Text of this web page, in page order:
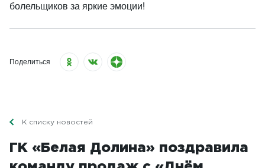
болельщиков за яркие эмоции!
Поделиться
К списку новостей
ГК «Белая Долина» поздравила